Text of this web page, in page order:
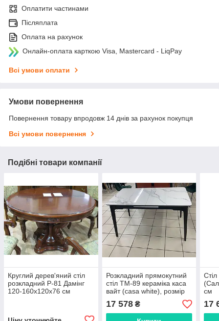
Оплатити частинами
Післяплата
Оплата на рахунок
Онлайн-оплата карткою Visa, Mastercard - LiqPay
Всі умови оплати
Умови повернення
Повернення товару впродовж 14 днів за рахунок покупця
Всі умови повернення
Подібні товари компанії
Круглий дерев'яний стіл
розкладний P-81 Дамінг
120-160х120х76 см
Розкладний прямокутний
стіл TM-89 кераміка каса
вайт (casa white), розмір
140(180)х80 см
17 578₴
см
17